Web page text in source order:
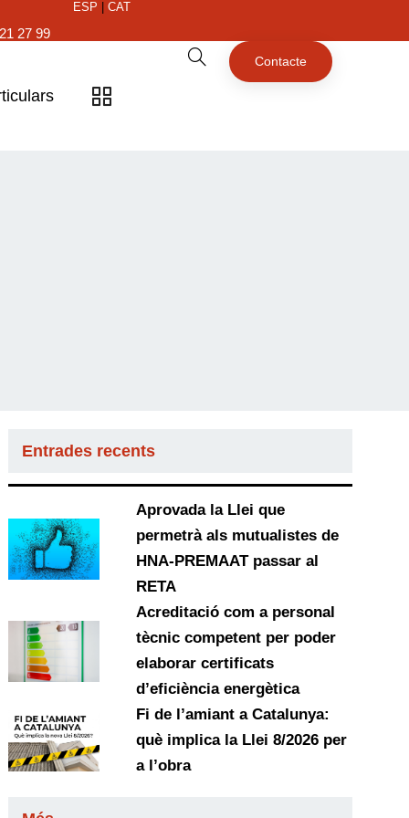
27 99
ESP CAT
Contacte
Entrades recents
Aprovada la Llei que
permetrà als mutualistes de
HNA-PREMAAT passar al
RETA
Acreditació com a personal
tècnic competent per poder
elaborar certificats
d’eficiència energètica
Fi de l’amiant a Catalunya:
què implica la Llei 8/2026 per
a l’obra